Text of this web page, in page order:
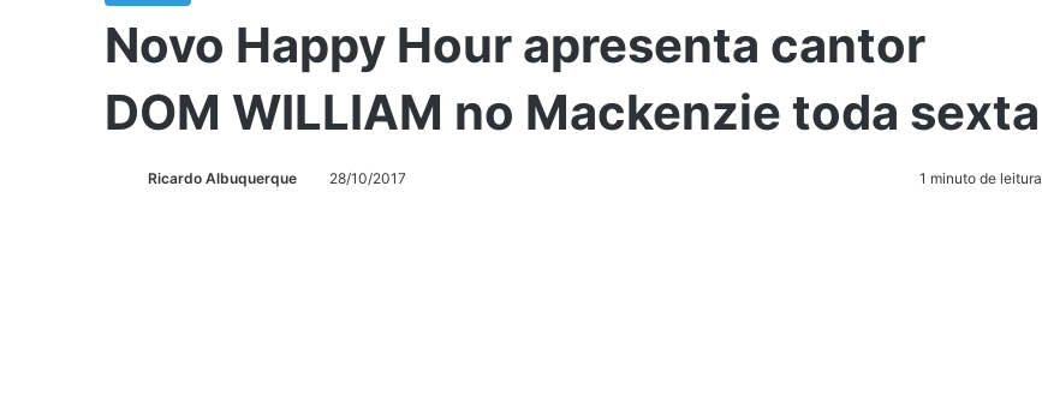
Novo Happy Hour apresenta cantor
DOM WILLIAM no Mackenzie toda sexta
Ricardo Albuquerque 28/10/2017 1 minuto de leitura